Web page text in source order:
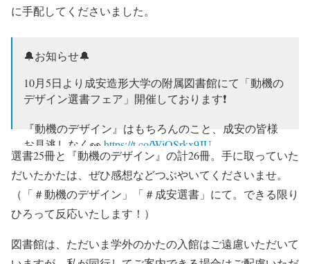
に手配してくださいました。
🔔お知らせ🔔
10月5日より成安造形大学の附属図書館にて「動機の
デザイン選書フェア」開催しております❗️
『動機のデザイン』はもちろんのこと、成安の皆様
お見逃しなく👀 https://t.co/WiOSrkx9JU
pic.twitter.com/oZEjeqlbvB
— 動機のデザイン選書@成安図書館 (@doukinodesign)
October 7, 2022
選書25冊と『動機のデザイン』の計26冊。手に取っていた
だいたかたは、ぜひ感想などつぶやいてくださいませ。
（「＃動機のデザイン」「＃成安選書」にて。できる限り
ひろって反応いたします！）
図書館は、ただいま学外のかたの入館はご遠慮いただいて